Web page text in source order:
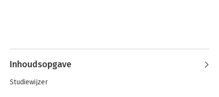
Inhoudsopgave
Studiewijzer